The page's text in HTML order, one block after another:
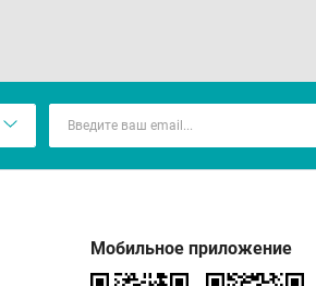
Мобильное приложение